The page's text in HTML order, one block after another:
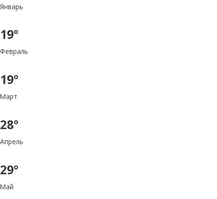
Январь
19°
Февраль
19°
Март
28°
Апрель
29°
Май